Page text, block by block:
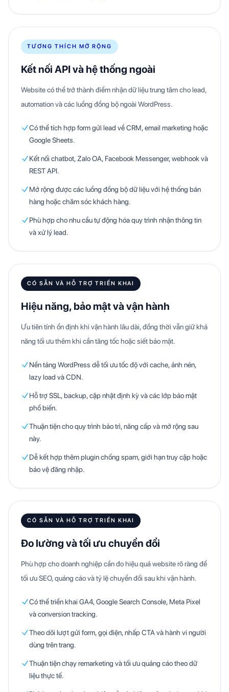
TƯƠNG THÍCH MỞ RỘNG
Kết nối API và hệ thống ngoài
Website có thể trở thành điểm nhận dữ liệu trung tâm cho lead,
automation và các luồng đồng bộ ngoài WordPress.
Có thể tích hợp form gửi lead về CRM, email marketing hoặc
Google Sheets.
Kết nối chatbot, Zalo OA, Facebook Messenger, webhook và
REST API.
Mở rộng được các luồng đồng bộ dữ liệu với hệ thống bán
hàng hoặc chăm sóc khách hàng.
Phù hợp cho nhu cầu tự động hóa quy trình nhận thông tin
và xử lý lead.
CÓ SẴN VÀ HỖ TRỢ TRIỂN KHAI
Hiệu năng, bảo mật và vận hành
Ưu tiên tính ổn định khi vận hành lâu dài, đồng thời vẫn giữ khả
năng tối ưu thêm khi cần tăng tốc hoặc siết bảo mật.
Nền tảng WordPress dễ tối ưu tốc độ với cache, ảnh nén,
lazy load và CDN.
Hỗ trợ SSL, backup, cập nhật định kỳ và các lớp bảo mật
phổ biến.
Thuận tiện cho quy trình bảo trì, nâng cấp và mở rộng sau
này.
Dễ kết hợp thêm plugin chống spam, giới hạn truy cập hoặc
bảo vệ đăng nhập.
CÓ SẴN VÀ HỖ TRỢ TRIỂN KHAI
Đo lường và tối ưu chuyển đổi
Phù hợp cho doanh nghiệp cần đo hiệu quả website rõ ràng để
tối ưu SEO, quảng cáo và tỷ lệ chuyển đổi sau khi vận hành.
Có thể triển khai GA4, Google Search Console, Meta Pixel
và conversion tracking.
Theo dõi lượt gửi form, gọi điện, nhấp CTA và hành vi người
dùng trên trang.
Thuận tiện chạy remarketing và tối ưu quảng cáo theo dữ
liệu thực tế.